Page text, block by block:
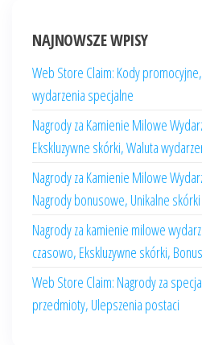
NAJNOWSZE WPISY
Web Store Claim: Kody
wydarzenia specjalne
Nagrody za Kamienie Milowe
Ekskluzywne skórki, Waluta
Nagrody za Kamienie Milowe
Nagrody bonusowe, Unikalne skórki
Nagrody za kamienie milowe
czasowo, Ekskluzywne skórki,
Web Store Claim: Nagrody za
przedmioty, Ulepszenia postaci